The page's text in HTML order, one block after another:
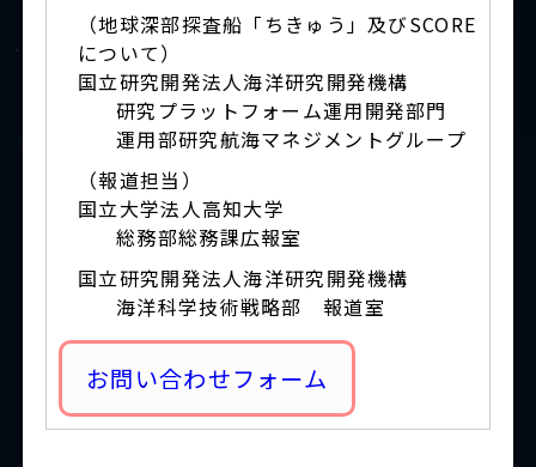
（地球深部探査船「ちきゅう」及びSCORE
について）
国立研究開発法人海洋研究開発機構
研究プラットフォーム運用開発部門
運用部研究航海マネジメントグループ
（報道担当）
国立大学法人高知大学
総務部総務課広報室
国立研究開発法人海洋研究開発機構
海洋科学技術戦略部 報道室
お問い合わせフォーム